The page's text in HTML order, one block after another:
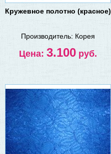
Кружевное полотно (красное)
Производитель: Корея
Цена: 3.100 руб.